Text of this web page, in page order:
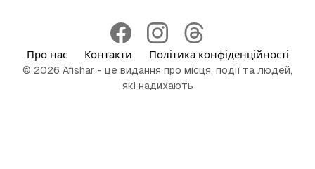
Про нас Контакти Політика конфіденційності
© 2026 Afishar - це видання про місця, події та людей,
які надихають